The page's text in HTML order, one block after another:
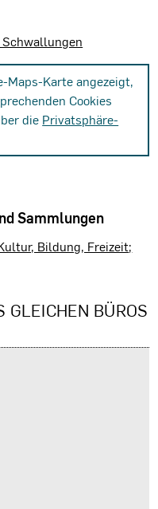
Maps-Karte angezeigt,
Cookies
die Privatsphäre-
Sammlungen
Bildung, Freizeit
GLEICHEN BÜROS